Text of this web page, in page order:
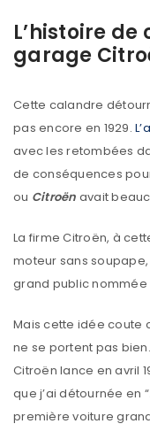
L’histoire
garage
Cette calandre
pas encore en 1929.
avec les retombées
de conséquences
ou Citroën avait
La firme Citroën, à
moteur sans
grand public nommée
Mais cette idée coute
ne se portent pas
Citroën lance en avril
que j’ai détournée en “
première voiture